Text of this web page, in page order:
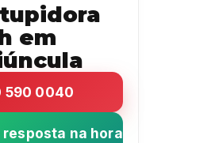
em
590 0040
resposta na hora